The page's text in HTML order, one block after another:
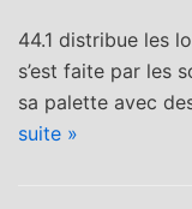
44.1 distribue les
s’est faite par les
sa palette avec
suite »